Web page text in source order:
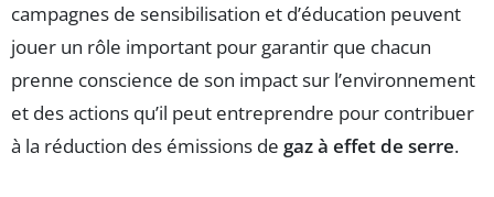
campagnes de sensibilisation et d’éducation peuvent
jouer un rôle important pour garantir que chacun
prenne conscience de son impact sur l’environnement
et des actions qu’il peut entreprendre pour contribuer
à la réduction des émissions de gaz à effet de serre.